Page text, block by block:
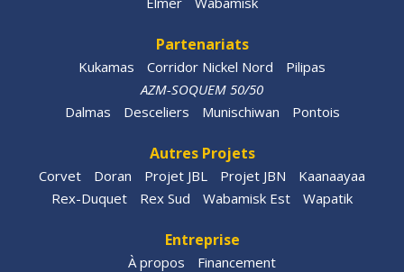
Partenariats
Kukamas Corridor Nickel Nord
Pilipas
AZM-SOQUEM 50/50
Dalmas
Desceliers Munischiwan Pontois
Autres Projets
Corvet Doran Projet JBL Projet JBN
Kaanaayaa
Rex-Duquet
Rex Sud Wabamisk Est Wapatik
Entreprise
À propos Financement